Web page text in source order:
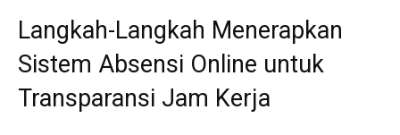
Langkah-Langkah Menerapkan
Sistem Absensi Online untuk
Transparansi Jam Kerja